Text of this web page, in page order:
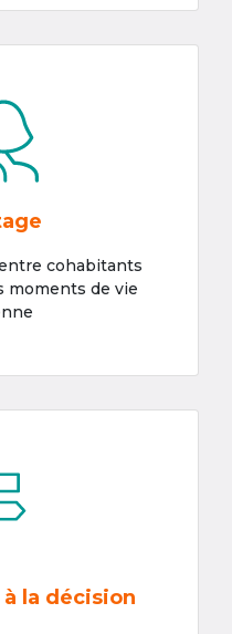
cohabitants
moments de vie
la décision